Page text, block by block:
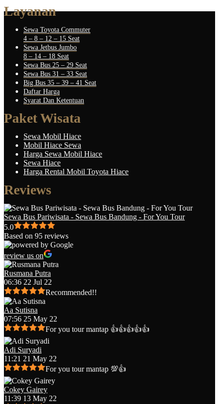
Layanan
Sewa Toyota Commuter
4 – 8 – 12 – 15 Seat
Sewa Jetbus Jumbo
8 – 14 – 18 Seat
Sewa Bus 25 – 29 Seat
Sewa Bus 31 – 33 Seat
Big Bus 35 – 39 – 41 Seat
Daftar Harga
Syarat Dan Ketentuan
Paket Wisata
Sewa Mobil Hiace
Mobil Hiace Sewa
Harga Sewa Mobil Hiace
Sewa Hiace
Harga Rental Mobil Toyota Hiace
Reviews
Sewa Bus Pariwisata - Sewa Bus Bandung - For You Tour
5.0
Based on 95 reviews
review us on
Rusmana Putra
06:36 22 Jul 22
Recommended!!
Aa Sutisna
07:56 25 May 22
For you tour mantap 👍👍👍👍👍
Adi Suryadi
11:21 21 May 22
For you tour mantap 💯👍
Cokey Gairey
11:39 13 May 22